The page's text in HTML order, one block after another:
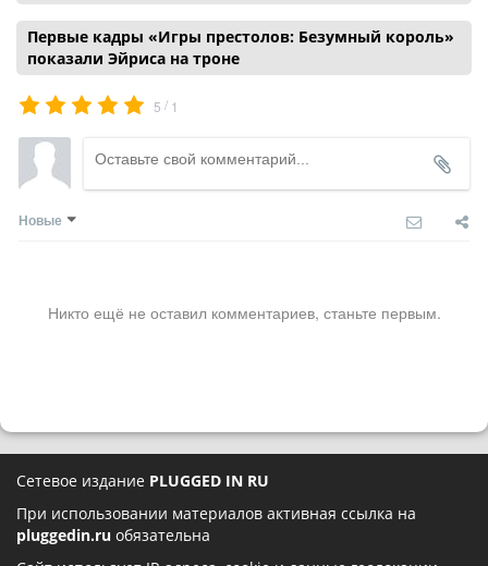
Первые кадры «Игры престолов: Безумный король»
показали Эйриса на троне
5 / 1
Новые
Никто ещё не оставил комментариев, станьте первым.
Сетевое издание PLUGGED IN RU
При использовании материалов активная ссылка на
pluggedin.ru обязательна